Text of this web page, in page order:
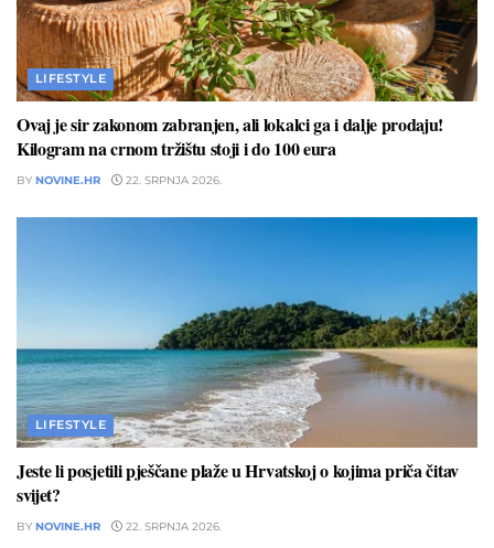
LIFESTYLE
Ovaj je sir zakonom zabranjen, ali lokalci ga i dalje prodaju!
Kilogram na crnom tržištu stoji i do 100 eura
BY NOVINE.HR 22. SRPNJA 2026.
LIFESTYLE
Jeste li posjetili pješčane plaže u Hrvatskoj o kojima priča čitav
svijet?
BY NOVINE.HR 22. SRPNJA 2026.